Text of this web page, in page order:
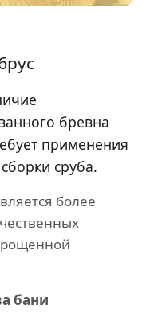
бревна
применения
сруба.
более
бани